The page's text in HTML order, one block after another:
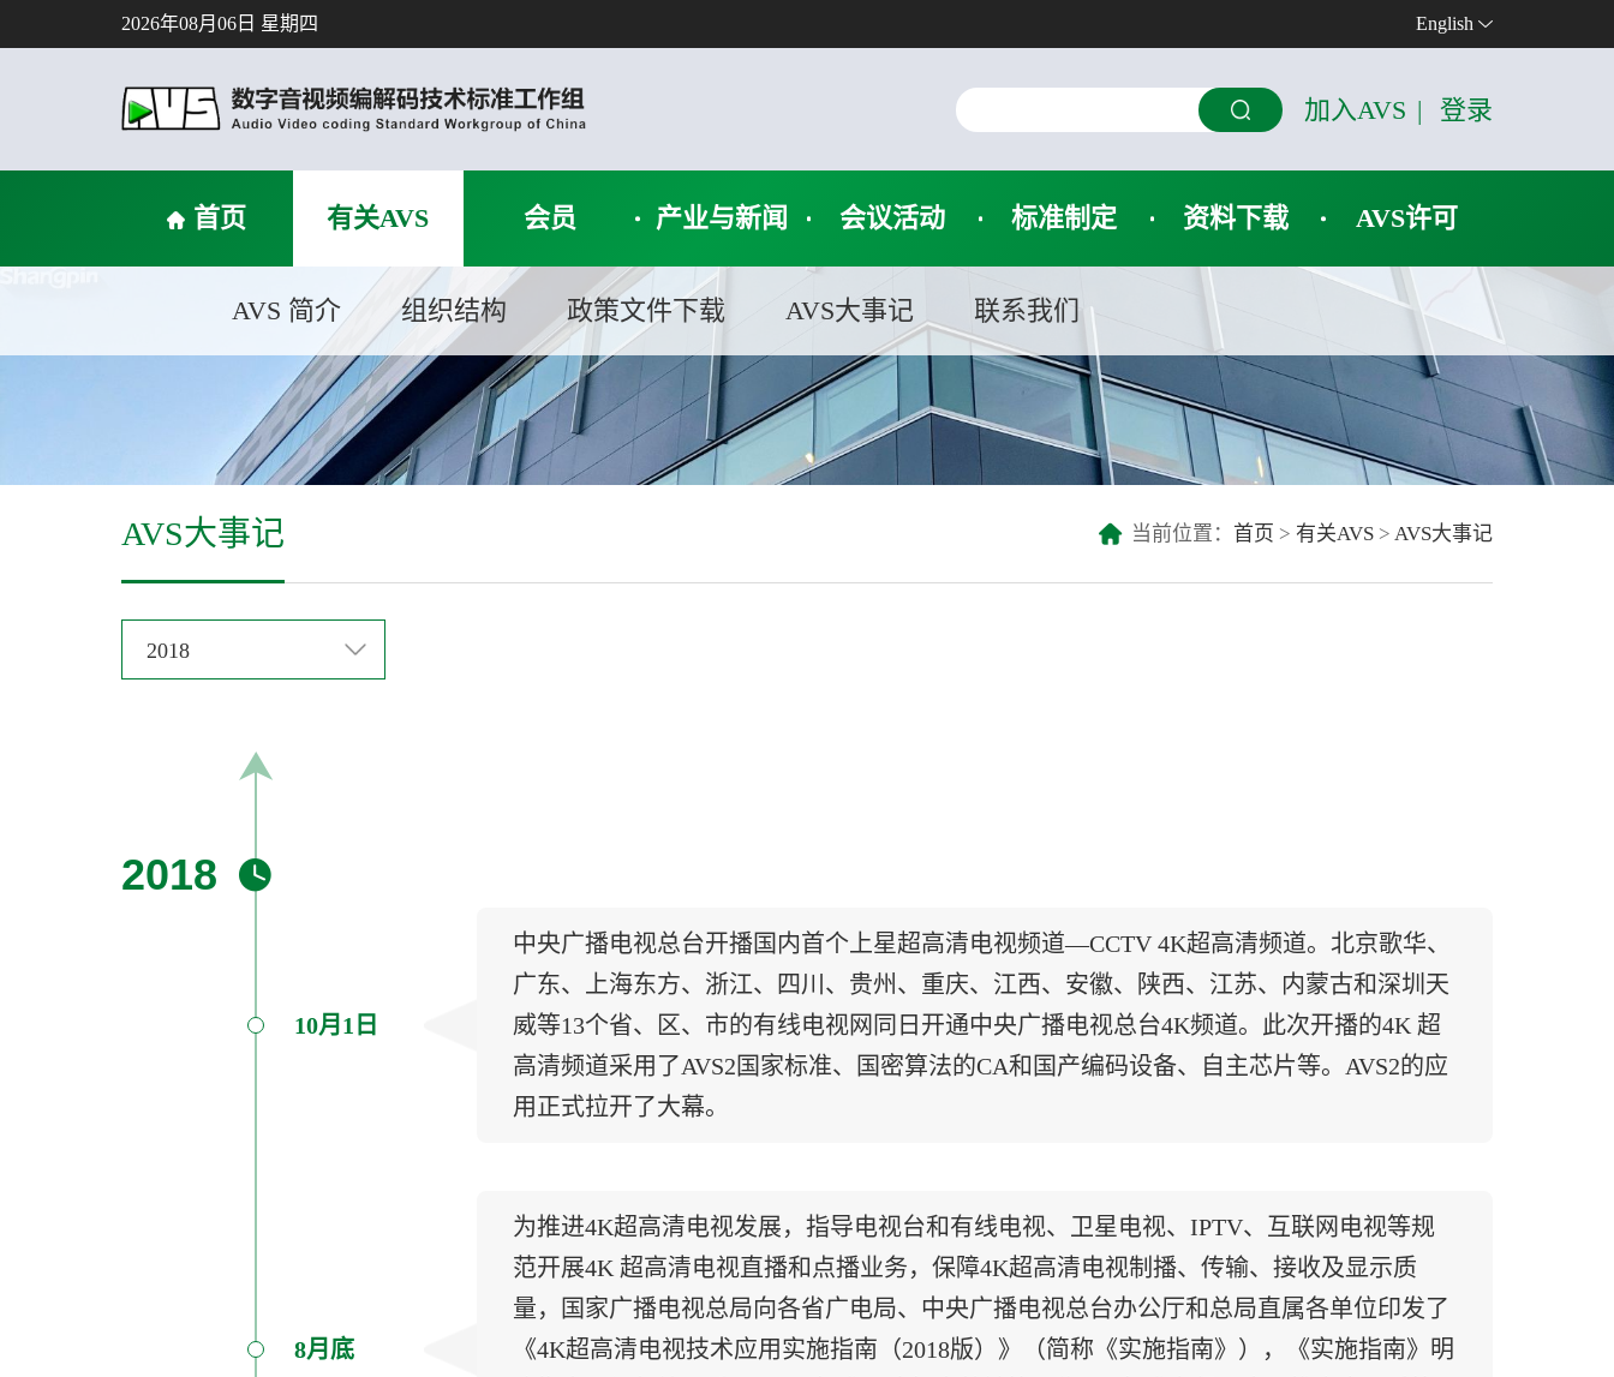
2026年08月06日 星期四 English
加入AVS | 登录
首页 有关AVS
AVS 简介 组织结构 政策文件下载 AVS大事记 联系我们
会员 产业与新闻 会议活动 标准制定 资料下载 AVS许可
AVS大事记 当前位置： 首页 > 有关AVS >AVS大事记
2018
2018
10月1日
中央广播电视总台开播国内首个上星超高清电视频道—CCTV 4K超高清频道。北京歌华、
广东、上海东方、浙江、四川、贵州、重庆、江西、安徽、陕西、江苏、内蒙古和深圳天
威等13个省、区、市的有线电视网同日开通中央广播电视总台4K频道。此次开播的4K 超
高清频道采用了AVS2国家标准、国密算法的CA和国产编码设备、自主芯片等。AVS2的应
用正式拉开了大幕。
8月底
为推进4K超高清电视发展，指导电视台和有线电视、卫星电视、IPTV、互联网电视等规
范开展4K 超高清电视直播和点播业务，保障4K超高清电视制播、传输、接收及显示质
量，国家广播电视总局向各省广电局、中央广播电视总台办公厅和总局直属各单位印发了
《4K超高清电视技术应用实施指南（2018版）》（简称《实施指南》），《实施指南》明